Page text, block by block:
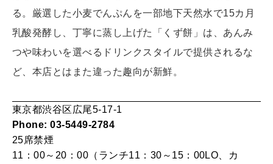
CULTURE
自分を耕す
特集
る。厳選した小麦でんぷんを一部地下天然水で15カ月
乳酸発酵し、丁寧に蒸し上げた「くず餅」は、あんみ
つや味わいを選べるドリンクスタイルで提供されるな
ど、本店とはまた違った趣向が新鮮。
東京都渋谷区広尾5-17-1
Phone: 03-5449-2784
25席禁煙
11：00～20：00（ランチ11：30～15：00LO、カ